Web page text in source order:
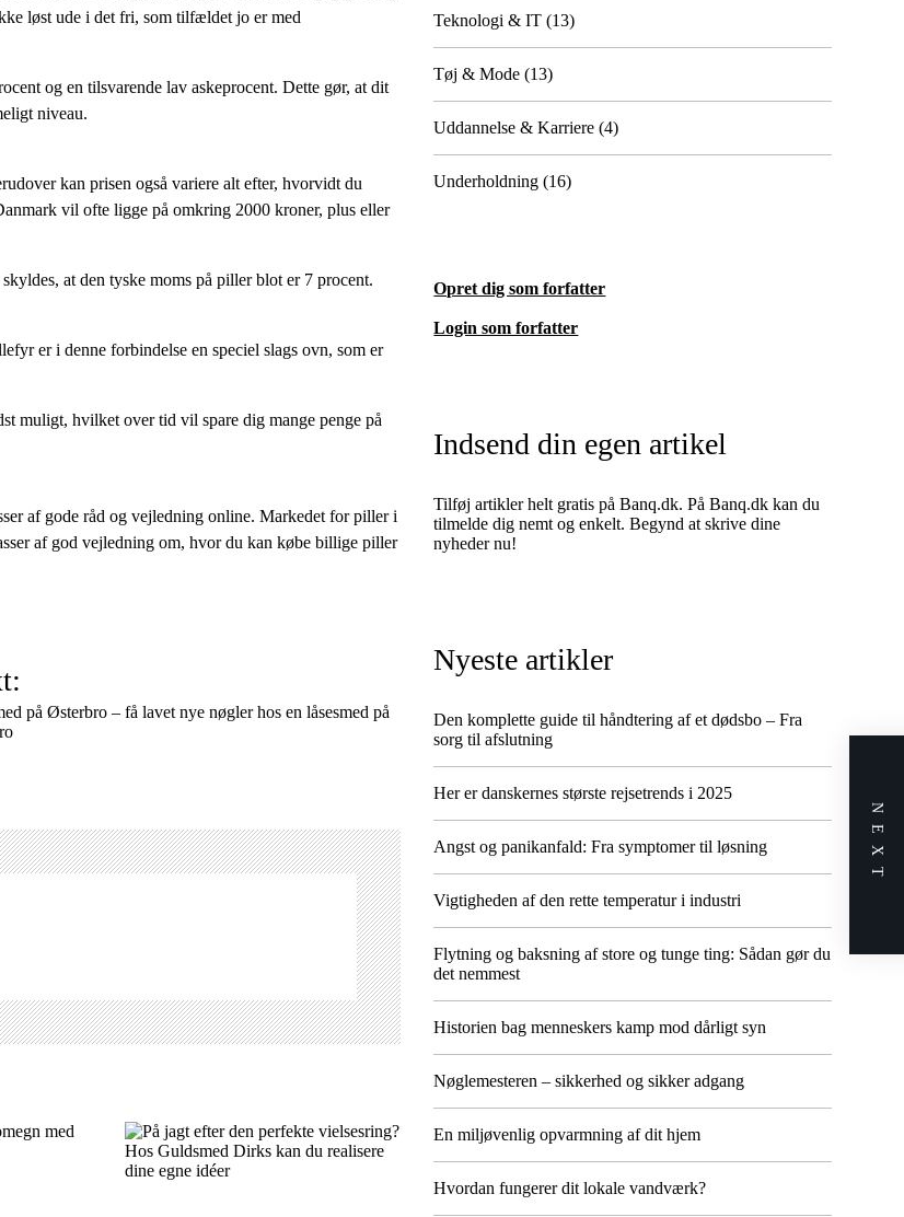
løst ude i det fri, som tilfældet jo er med
og en tilsvarende lav askeprocent. Dette gør, at dit
niveau.
kan prisen også variere alt efter, hvorvidt du
vil ofte ligge på omkring 2000 kroner, plus eller
at den tyske moms på piller blot er 7 procent.
er i denne forbindelse en speciel slags ovn, som er
muligt, hvilket over tid vil spare dig mange penge på
af gode råd og vejledning online. Markedet for piller i
af god vejledning om, hvor du kan købe billige piller
på Østerbro – få lavet nye nøgler hos en låsesmed på
Teknologi & IT (13)
Tøj & Mode (13)
Uddannelse & Karriere (4)
Underholdning (16)
Opret dig som forfatter
Login som forfatter
Indsend din egen artikel
Tilføj artikler helt gratis på Banq.dk. På Banq.dk kan du
tilmelde dig nemt og enkelt. Begynd at skrive dine
nyheder nu!
Nyeste artikler
Den komplette guide til håndtering af et dødsbo – Fra
sorg til afslutning
Her er danskernes største rejsetrends i 2025
Angst og panikanfald: Fra symptomer til løsning
Vigtigheden af den rette temperatur i industri
Flytning og baksning af store og tunge ting: Sådan gør du
det nemmest
Historien bag menneskers kamp mod dårligt syn
Nøglemesteren – sikkerhed og sikker adgang
En miljøvenlig opvarmning af dit hjem
Hvordan fungerer dit lokale vandværk?
NEXT